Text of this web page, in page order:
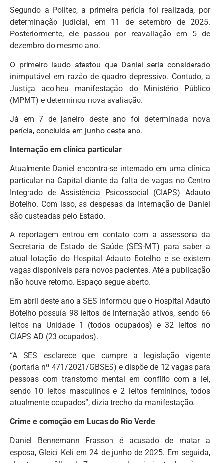
Segundo a Politec, a primeira perícia foi realizada, por
determinação judicial, em 11 de setembro de 2025.
Posteriormente, ele passou por reavaliação em 5 de
dezembro do mesmo ano.
O primeiro laudo atestou que Daniel seria considerado
inimputável em razão de quadro depressivo. Contudo, a
Justiça acolheu manifestação do Ministério Público
(MPMT) e determinou nova avaliação.
Já em 7 de janeiro deste ano foi determinada nova
perícia, concluída em junho deste ano.
Internação em clínica particular
Atualmente Daniel encontra-se internado em uma clínica
particular na Capital diante da falta de vagas no Centro
Integrado de Assistência Psicossocial (CIAPS) Adauto
Botelho. Com isso, as despesas da internação de Daniel
são custeadas pelo Estado.
A reportagem entrou em contato com a assessoria da
Secretaria de Estado de Saúde (SES-MT) para saber a
atual lotação do Hospital Adauto Botelho e se existem
vagas disponíveis para novos pacientes. Até a publicação
não houve retorno. Espaço segue aberto.
Em abril deste ano a SES informou que o Hospital Adauto
Botelho possuía 98 leitos de internação ativos, sendo 66
leitos na Unidade 1 (todos ocupados) e 32 leitos no
CIAPS AD (23 ocupados).
“A SES esclarece que cumpre a legislação vigente
(portaria nº 471/2021/GBSES) e dispõe de 12 vagas para
pessoas com transtorno mental em conflito com a lei,
sendo 10 leitos masculinos e 2 leitos femininos, todos
atualmente ocupados”, dizia trecho da manifestação.
Crime e comoção em Lucas do Rio Verde
Daniel Bennemann Frasson é acusado de matar a
esposa, Gleici Keli em 24 de junho de 2025. Em seguida,